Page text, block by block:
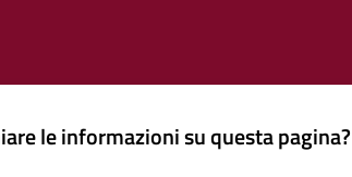
le informazioni su questa pagina?